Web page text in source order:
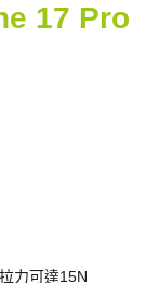
17 Pro
力可達15N